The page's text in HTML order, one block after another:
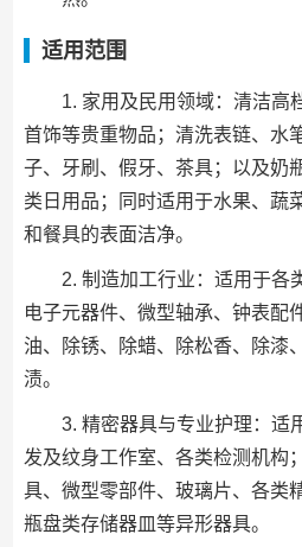
适用范围
1. 家用及民用领域：清洁高
首饰等贵重物品；清洗表链、水
子、牙刷、假牙、茶具；以及奶
类日用品；同时适用于水果、蔬
和餐具的表面洁净。
2. 制造加工行业：适用于各
电子元器件、微型轴承、钟表配
油、除锈、除蜡、除松香、除漆
渍。
3. 精密器具与专业护理：适
发及纹身工作室、各类检测机构
具、微型零部件、玻璃片、各类
瓶盘类存储器皿等异形器具。